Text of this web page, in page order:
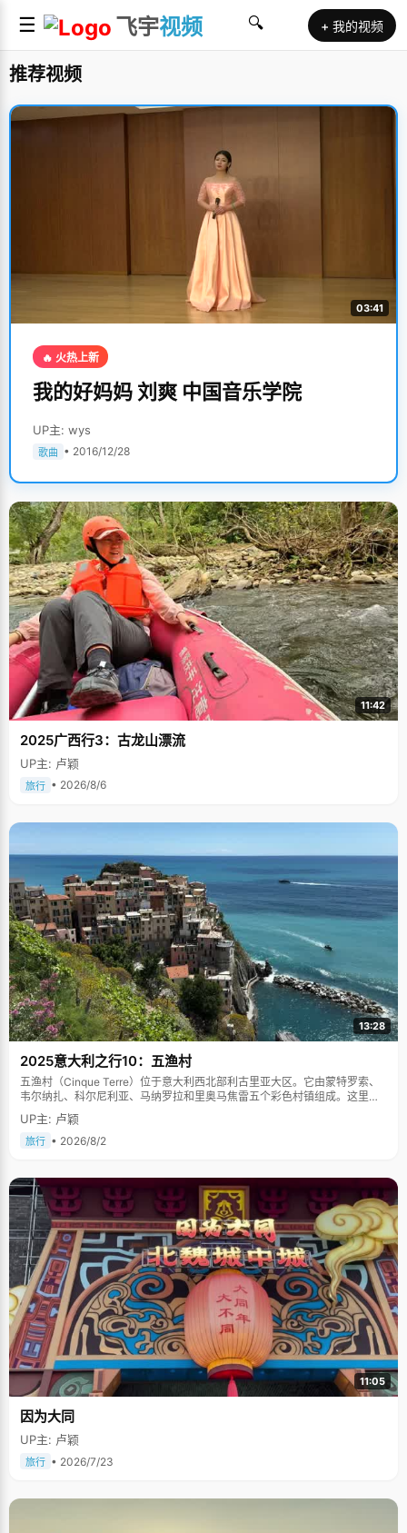
☰ 飞宇视频 🔍 + 我的视频
推荐视频
03:41
🔥 火热上新
我的好妈妈 刘爽 中国音乐学院
UP主: wys
歌曲 • 2016/12/28
11:42
2025广西行3：古龙山漂流
UP主: 卢颖
旅行 • 2026/8/6
13:28
2025意大利之行10：五渔村
五渔村（Cinque Terre）位于意大利西北部利古里亚大区。它由蒙特罗索、
韦尔纳扎、科尔尼利亚、马纳罗拉和里奥马焦雷五个彩色村镇组成。这里依
山傍海，房屋色彩斑斓，1997年被列为世界文化遗产。
UP主: 卢颖
旅行 • 2026/8/2
11:05
因为大同
UP主: 卢颖
旅行 • 2026/7/23